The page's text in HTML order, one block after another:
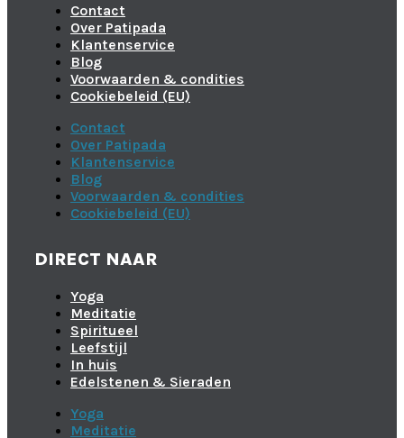
Contact
Over Patipada
Klantenservice
Blog
Voorwaarden & condities
Cookiebeleid (EU)
Contact
Over Patipada
Klantenservice
Blog
Voorwaarden & condities
Cookiebeleid (EU)
DIRECT NAAR
Yoga
Meditatie
Spiritueel
Leefstijl
In huis
Edelstenen & Sieraden
Yoga
Meditatie